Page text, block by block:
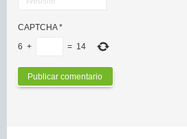
CAPTCHA*
6 + = 14